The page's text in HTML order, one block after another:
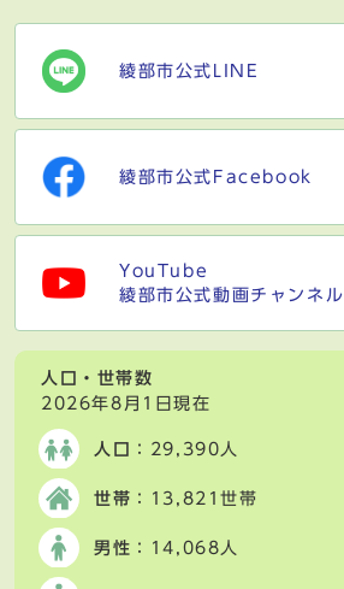
綾部市公式LINE
綾部市公式Facebook
YouTube
綾部市公式動画チャンネル
人口・世帯数
2026年8月1日現在
人口 ：29,390人
世帯 ：13,821世帯
男性 ：14,068人